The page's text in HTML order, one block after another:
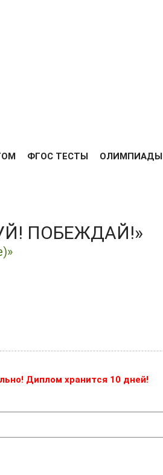
ФГОС ТЕСТЫ ОЛИМПИАДЫ
ПОБЕЖДАЙ!»
Диплом хранится 10 дней!